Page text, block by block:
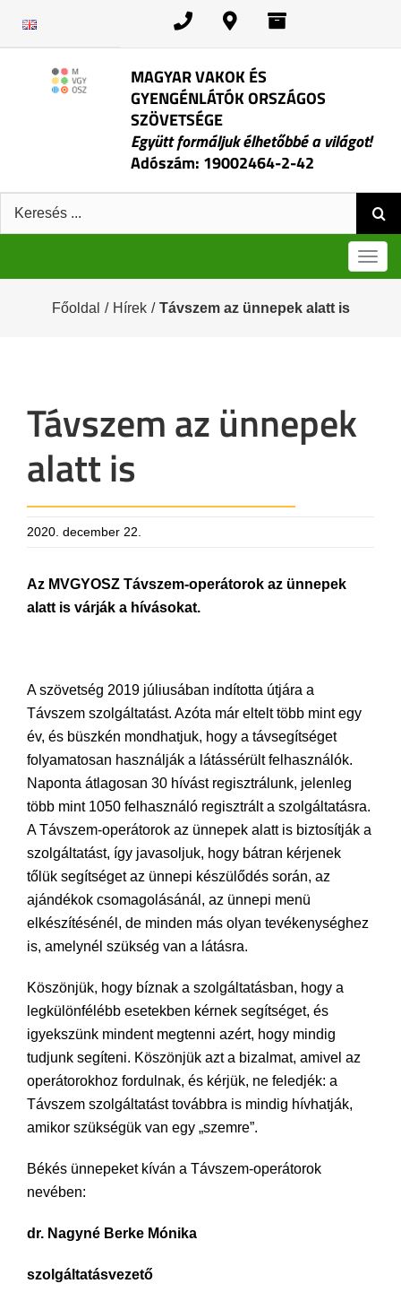
MAGYAR VAKOK ÉS
GYENGÉNLÁTÓK ORSZÁGOS
SZÖVETSÉGE
Együtt formáljuk élhetőbbé a világot!
Adószám: 19002464-2-42
Keresés:
Főoldal / Hírek / Távszem az ünnepek alatt is
Távszem az ünnepek
alatt is
2020. december 22.
Az MVGYOSZ Távszem-operátorok az ünnepek
alatt is várják a hívásokat.
A szövetség 2019 júliusában indította útjára a
Távszem szolgáltatást. Azóta már eltelt több mint egy
év, és büszkén mondhatjuk, hogy a távsegítséget
folyamatosan használják a látássérült felhasználók.
Naponta átlagosan 30 hívást regisztrálunk, jelenleg
több mint 1050 felhasználó regisztrált a szolgáltatásra.
A Távszem-operátorok az ünnepek alatt is biztosítják a
szolgáltatást, így javasoljuk, hogy bátran kérjenek
tőlük segítséget az ünnepi készülődés során, az
ajándékok csomagolásánál, az ünnepi menü
elkészítésénél, de minden más olyan tevékenységhez
is, amelynél szükség van a látásra.
Köszönjük, hogy bíznak a szolgáltatásban, hogy a
legkülönfélébb esetekben kérnek segítséget, és
igyekszünk mindent megtenni azért, hogy mindig
tudjunk segíteni. Köszönjük azt a bizalmat, amivel az
operátorokhoz fordulnak, és kérjük, ne feledjék: a
Távszem szolgáltatást továbbra is mindig hívhatják,
amikor szükségük van egy „szemre”.
Békés ünnepeket kíván a Távszem-operátorok
nevében:
dr. Nagyné Berke Mónika
szolgáltatásvezető